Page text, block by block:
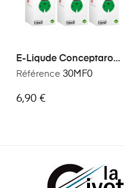
E-Liqude Conceptarome
Menthe Fraîche 30ml
Référence 30MF0
6,90 €